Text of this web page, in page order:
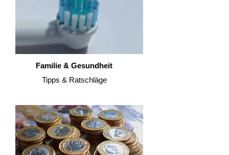
Familie & Gesundheit
Tipps & Ratschläge